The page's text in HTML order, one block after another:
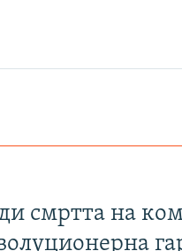
смртта на